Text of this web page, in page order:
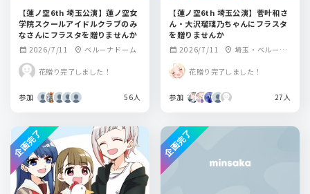
【蓮ノ空6th 埼玉公演】蓮ノ空女
学院スクールアイドルクラブのみ
なさんにフラスタを贈りませんか
calendar_month 2026/7/11 location_on ベルーナドーム
花贈り完了しました！
参加 56人
【蓮ノ空6th 埼玉公演】菅叶和さ
ん・大沢瑠璃乃ちゃんにフラスタ
を贈りませんか
calendar_month 2026/7/11 location_on 埼玉・ベルーナ
花贈り完了しました！
参加 27人
企画完了 企画完了